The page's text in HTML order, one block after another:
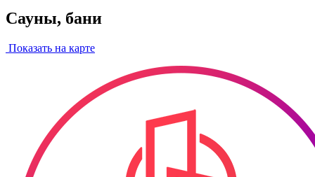
Сауны, бани
Показать на карте